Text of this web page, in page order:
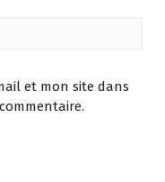
et mon site dans